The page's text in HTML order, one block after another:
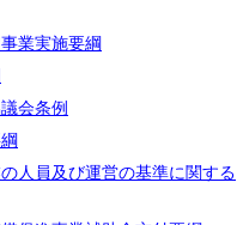
業実施要綱
会条例
人員及び運営の基準に関する